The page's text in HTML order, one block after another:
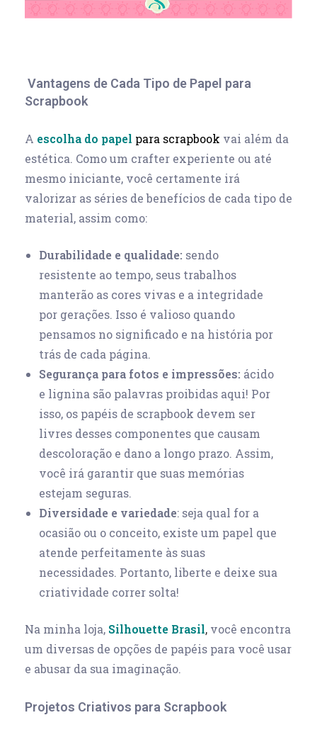
Vantagens de Cada Tipo de Papel para
Scrapbook
A escolha do papel para scrapbook vai além da
estética. Como um crafter experiente ou até
mesmo iniciante, você certamente irá
valorizar as séries de benefícios de cada tipo de
material, assim como:
Durabilidade e qualidade: sendo
resistente ao tempo, seus trabalhos
manterão as cores vivas e a integridade
por gerações. Isso é valioso quando
pensamos no significado e na história por
trás de cada página.
Segurança para fotos e impressões: ácido
e lignina são palavras proibidas aqui! Por
isso, os papéis de scrapbook devem ser
livres desses componentes que causam
descoloração e dano a longo prazo. Assim,
você irá garantir que suas memórias
estejam seguras.
Diversidade e variedade: seja qual for a
ocasião ou o conceito, existe um papel que
atende perfeitamente às suas
necessidades. Portanto, liberte e deixe sua
criatividade correr solta!
Na minha loja, Silhouette Brasil, você encontra
um diversas de opções de papéis para você usar
e abusar da sua imaginação.
Projetos Criativos para Scrapbook